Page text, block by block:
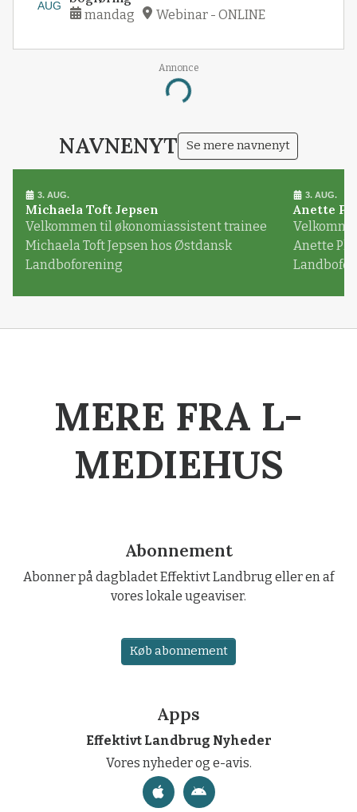
AUG
mandag Webinar - ONLINE
Annonce
Loading...
NAVNENYT Se mere navnenyt
3. AUG.
Michaela Toft Jepsen
Velkommen til økonomiassistent trainee
Michaela Toft Jepsen hos Østdansk
Landboforening
3. AUG.
Anette
Anette
MERE FRA L-
MEDIEHUS
Abonnement
Abonner på dagbladet Effektivt Landbrug eller en af
vores lokale ugeaviser.
Køb abonnement
Apps
Effektivt Landbrug Nyheder
Vores nyheder og e-avis.